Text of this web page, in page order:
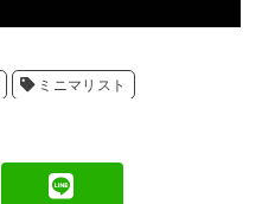
ミニマリスト